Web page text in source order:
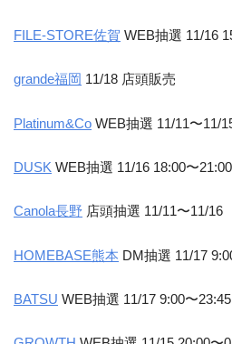
FILE-STORE佐賀 WEB抽選 11/16
grande福岡 11/18 店頭販売
Platinum&Co WEB抽選 11/11〜11/
DUSK WEB抽選 11/16 18:00〜21:00
Canola長野 店頭抽選 11/11〜11/16
HOMEBASE熊本 DM抽選 11/17
BATSU WEB抽選 11/17 9:00〜23:45